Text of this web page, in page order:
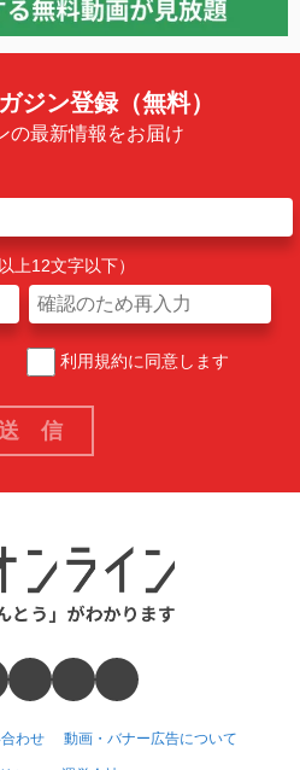
ジン登録（無料）
の最新情報をお届け
上12文字以下）
利用規約に同意します
わせ 動画・バナー広告について